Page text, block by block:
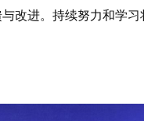
改进。持续努力和学